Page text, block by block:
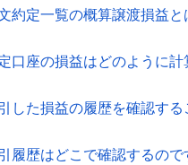
約定一覧の概算譲渡損益と
口座の損益はどのように計
した損益の履歴を確認する
履歴はどこで確認するので